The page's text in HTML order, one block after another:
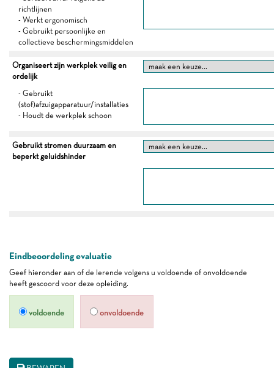
richtlijnen
- Werkt ergonomisch
- Gebruikt persoonlijke en
collectieve beschermingsmiddelen
Organiseert zijn werkplek veilig en
ordelijk
- Gebruikt
(stof)afzuigapparatuur/installaties
- Houdt de werkplek schoon
Gebruikt stromen duurzaam en
beperkt geluidshinder
Eindbeoordeling evaluatie
Geef hieronder aan of de lerende volgens u voldoende of onvoldoende
heeft gescoord voor deze opleiding.
voldoende onvoldoende